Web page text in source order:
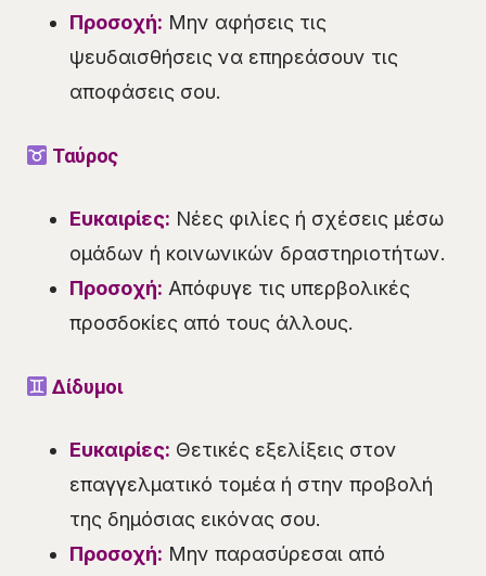
Προσοχή: Μην αφήσεις τις
ψευδαισθήσεις να επηρεάσουν τις
αποφάσεις σου.
Ταύρος
Ευκαιρίες: Νέες φιλίες ή σχέσεις μέσω
ομάδων ή κοινωνικών δραστηριοτήτων.
Προσοχή: Απόφυγε τις υπερβολικές
προσδοκίες από τους άλλους.
Δίδυμοι
Ευκαιρίες: Θετικές εξελίξεις στον
επαγγελματικό τομέα ή στην προβολή
της δημόσιας εικόνας σου.
Προσοχή: Μην παρασύρεσαι από